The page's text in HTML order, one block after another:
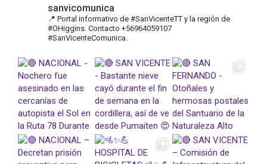
sanvicomunica
📍 Portal informativo de #SanVicenteTT y la región de
#OHiggins. Contacto +56964059107
#SanVicenteComunica.